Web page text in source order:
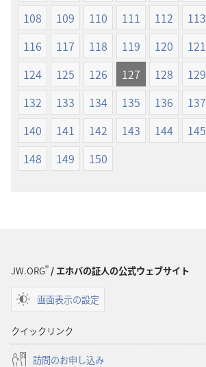
108
109 110 111 112 113
116
117 118 119 120 121
124
125 126 127 128 129
132
133 134 135 136 137
140
141 142 143 144 145
148
149 150
JW.ORG®/ エホバの証人の公式ウェブサイト
画面表示の設定
クイックリンク
訪問のお申し込み